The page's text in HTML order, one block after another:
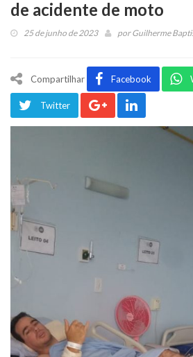
de acidente de moto
25 de junho de 2023 porGuilherme
Compartilhar Facebook
Twitter